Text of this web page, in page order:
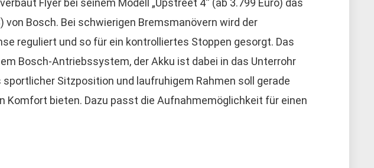
Flyer bei seinem Modell „Upstreet 4“ (ab 3.799 Euro) das
Bosch. Bei schwierigen Bremsmanövern wird der
reguliert und so für ein kontrolliertes Stoppen gesorgt. Das
Bosch-Antriebssystem, der Akku ist dabei in das Unterrohr
Sitzposition und laufruhigem Rahmen soll gerade
Komfort bieten. Dazu passt die Aufnahmemöglichkeit für einen